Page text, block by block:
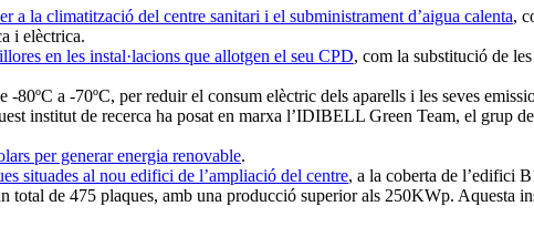
a la climatització del centre sanitari i el subministrament d’aigua calenta,
i elèctrica.
en les instal·lacions que allotgen el seu CPD, com la substitució de
-80ºC a -70ºC, per reduir el consum elèctric dels aparells i les seves
institut de recerca ha posat en marxa l’IDIBELL Green Team, el grup
per generar energia renovable.
situades al nou edifici de l’ampliació del centre, a la coberta de l’edifici
total de 475 plaques, amb una producció superior als 250KWp. Aquesta